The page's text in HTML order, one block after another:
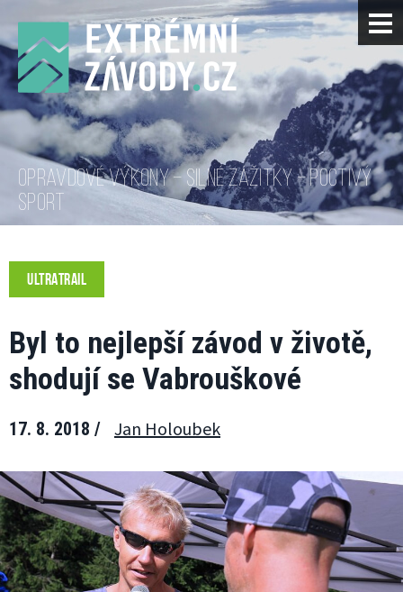
OPRAVDOVÉ VÝKONY – SILNÉ ZÁŽITKY – POCTIVÝ
SPORT
ULTRATRAIL
Byl to nejlepší závod v životě,
shodují se Vabrouškové
17. 8. 2018 / Jan Holoubek